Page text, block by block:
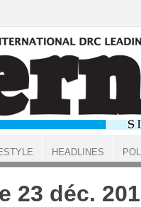
23 déc.
HEADLINES